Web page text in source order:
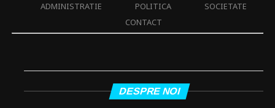
ADMINISTRATIE
POLITICA
SOCIETATE
CONTACT
DESPRE NOI